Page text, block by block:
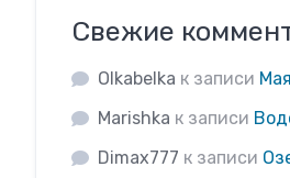
Свежие
Olkabelka к записи
Marishka к записи
Dimax777 к записи